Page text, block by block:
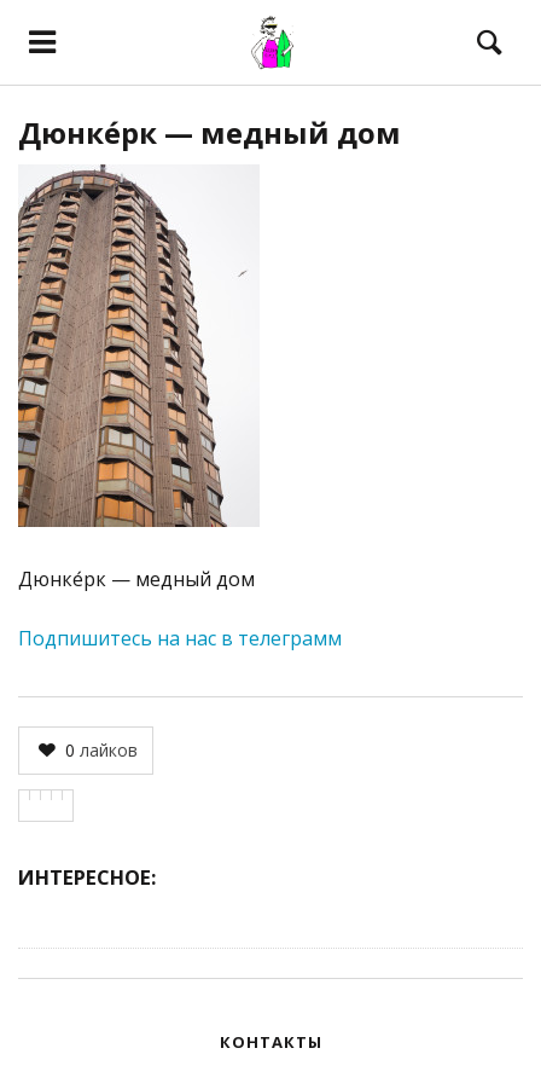
Дюнке́рк — медный дом
Дюнке́рк — медный дом
Подпишитесь на нас в телеграмм
0 лайков
ИНТЕРЕСНОЕ:
КОНТАКТЫ